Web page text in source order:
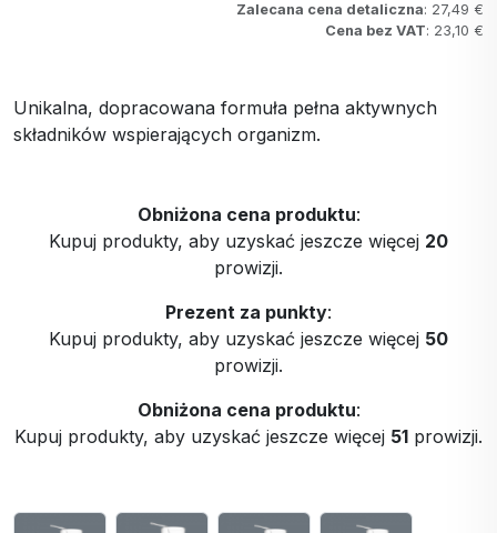
Zalecana cena detaliczna: 27,49 €
Cena bez VAT: 23,10 €
Unikalna, dopracowana formuła pełna aktywnych
składników wspierających organizm.
Obniżona cena produktu:
Kupuj produkty, aby uzyskać jeszcze więcej 20
prowizji.
Prezent za punkty:
Kupuj produkty, aby uzyskać jeszcze więcej 50
prowizji.
Obniżona cena produktu:
Kupuj produkty, aby uzyskać jeszcze więcej 51 prowizji.